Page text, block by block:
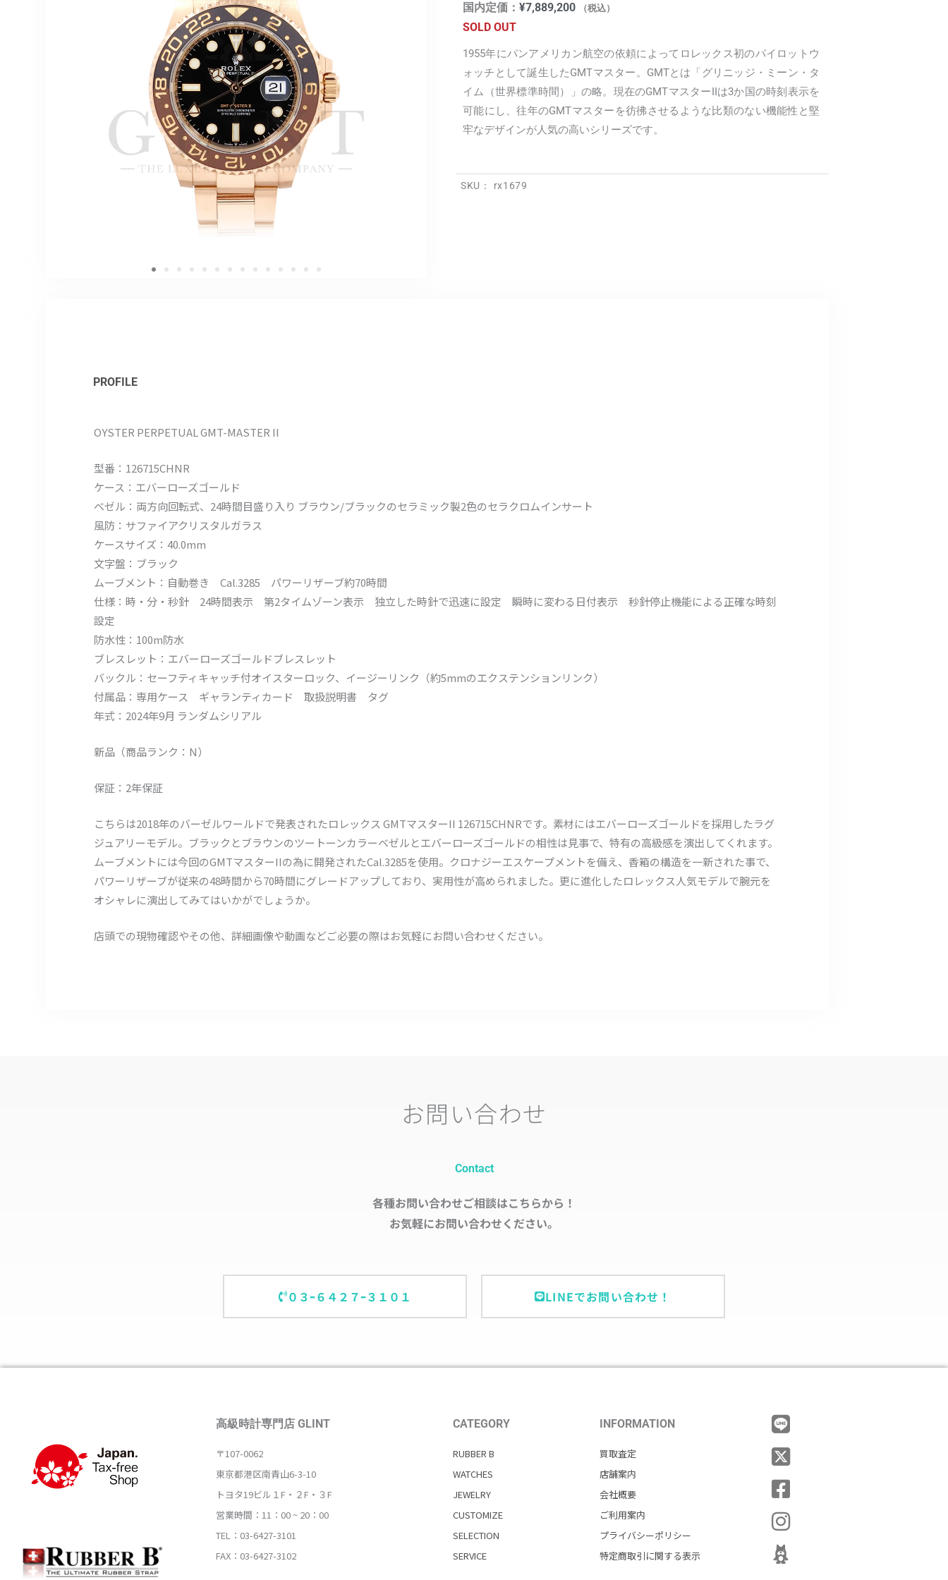
国内定価： ¥7,889,200 （税込）
SOLD OUT
1955年にパンアメリカン航空の依頼によってロレックス初のパイロットウ
ォッチとして誕生したGMTマスター。GMTとは「グリニッジ・ミーン・タ
イム（世界標準時間）」の略。現在のGMTマスターIIは3か国の時刻表示を
可能にし、往年のGMTマスターを彷彿させるような比類のない機能性と堅
牢なデザインが人気の高いシリーズです。
SKU： rx1679
PROFILE
OYSTER PERPETUAL GMT-MASTER II
型番：126715CHNR
ケース：エバーローズゴールド
ベゼル：両方向回転式、24時間目盛り入り ブラウン/ブラックのセラミック製2色のセラクロムインサート
風防：サファイアクリスタルガラス
ケースサイズ：40.0mm
文字盤：ブラック
ムーブメント：自動巻き Cal.3285 パワーリザーブ約70時間
仕様：時・分・秒針 24時間表示 第2タイムゾーン表示 独立した時針で迅速に設定 瞬時に変わる日付表示 秒針停止機能による正確な時刻
設定
防水性：100m防水
ブレスレット：エバーローズゴールドブレスレット
バックル：セーフティキャッチ付オイスターロック、イージーリンク（約5mmのエクステンションリンク）
付属品：専用ケース ギャランティカード 取扱説明書 タグ
年式：2024年9月 ランダムシリアル
新品（商品ランク：N）
保証：2年保証
こちらは2018年のバーゼルワールドで発表されたロレックス GMTマスターII 126715CHNRです。素材にはエバーローズゴールドを採用したラグ
ジュアリーモデル。ブラックとブラウンのツートーンカラーベゼルとエバーローズゴールドの相性は見事で、特有の高級感を演出してくれます。
ムーブメントには今回のGMTマスターIIの為に開発されたCal.3285を使用。クロナジーエスケープメントを備え、香箱の構造を一新された事で、
パワーリザーブが従来の48時間から70時間にグレードアップしており、実用性が高められました。更に進化したロレックス人気モデルで腕元を
オシャレに演出してみてはいかがでしょうか。
店頭での現物確認やその他、詳細画像や動画などご必要の際はお気軽にお問い合わせください。
お問い合わせ
Contact
各種お問い合わせご相談はこちらから！
お気軽にお問い合わせください。
０３ｰ６４２７ｰ３１０１ LINEでお問い合わせ！
高級時計専門店 GLINT
〒107-0062
東京都港区南青山6-3-10
トヨタ19ビル１F・２F・３F
営業時間：11：00 ~ 20：00
TEL：03-6427-3101
FAX：03-6427-3102
CATEGORY
RUBBER B
WATCHES
JEWELRY
CUSTOMIZE
SELECTION
SERVICE
INFORMATION
買取査定
店舗案内
会社概要
ご利用案内
プライバシーポリシー
特定商取引に関する表示